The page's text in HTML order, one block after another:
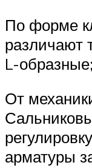
По форме
различают
L-
От
арматуры